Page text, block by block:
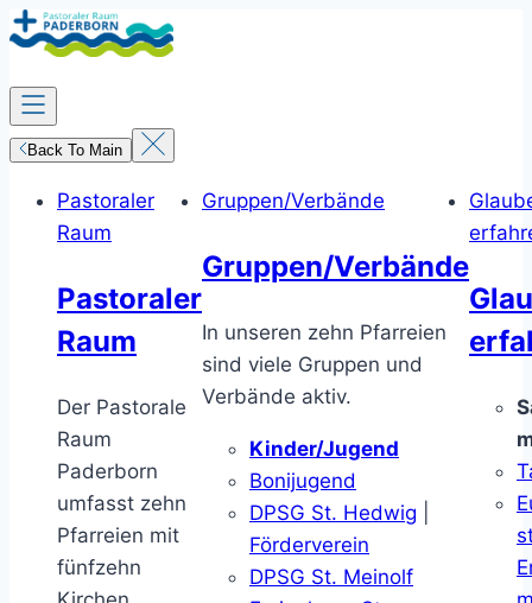
Zum
Inhalt
springen
Back To Main
Pastoraler
Raum
Pastoraler
Raum
Der Pastorale
Raum
Paderborn
umfasst zehn
Pfarreien mit
fünfzehn
Gruppen/Verbände
Gruppen/Verbände
In unseren zehn Pfarreien
sind viele Gruppen und
Verbände aktiv.
Kinder/Jugend
Bonijugend
DPSG St. Hedwig
Förderverein
DPSG St. Meinolf